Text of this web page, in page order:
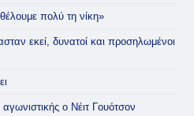
πολύ τη νίκη»
εκεί, δυνατοί και προσηλωμένοι
ο Νέιτ Γουότσον